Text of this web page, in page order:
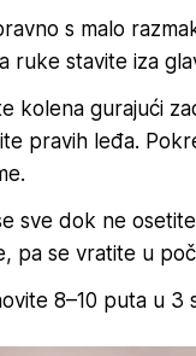
s malo
ruke stavite iza
kolena gurajući
pravih leđa.
sve dok ne
pa se vratite u
8–10 puta u 3